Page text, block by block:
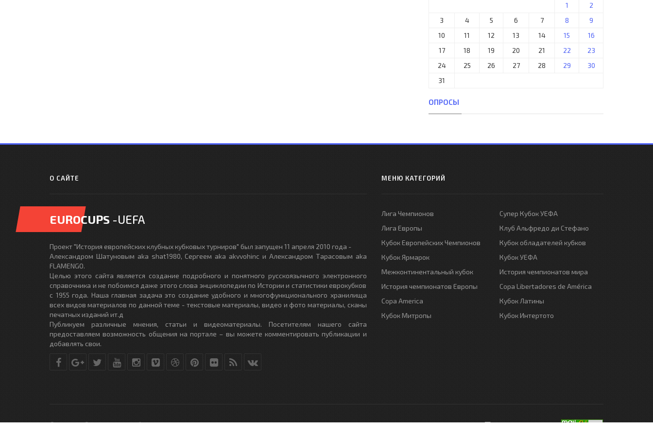
1
2
3
4 5 6 7 8
9
10
11 12 13 14 15
16
17
18 19 20 21 22
23
24
25 26 27 28 29
30
31
ОПРОСЫ
О САЙТЕ
EUROCUPS -UEFA
Проект "История европейских клубных кубковых турниров" был запущен 11 апреля 2010 года -
Александром Шатуновым aka shat1980, Сергеем aka akvvohinc и Александром Тарасовым aka
FLAMENGO.
Целью этого сайта является создание подробного и понятного русскоязычного электронного
справочника и не побоимся даже этого слова энциклопедии по Истории и статистики еврокубков
с 1955 года. Наша главная задача это создание удобного и многофункционального хранилища
всех видов материалов по данной теме - текстовые материалы, видео и фото материалы, сканы
печатных изданий ит.д
Публикуем различные мнения, статьи и видеоматериалы. Посетителям нашего сайта
предоставляем возможность общения на портале – вы можете комментировать публикации и
добавлять свои.
МЕНЮ КАТЕГОРИЙ
Лига Чемпионов
Лига Европы
Кубок Европейских Чемпионов
Кубок Ярмарок
Межконтинентальный кубок
История чемпионатов Европы
Copa America
Кубок Митропы
Супер Кубок УЕФА
Клуб Альфредо ди Стефано
Кубок обладателей кубков
Кубок УЕФА
История чемпионатов мира
Copa Libertadores de América
Кубок Латины
Кубок Интертото
© Copyright © 2010-2017. Разработано студиейDLE-THEME.RU- All Rights Reserved.